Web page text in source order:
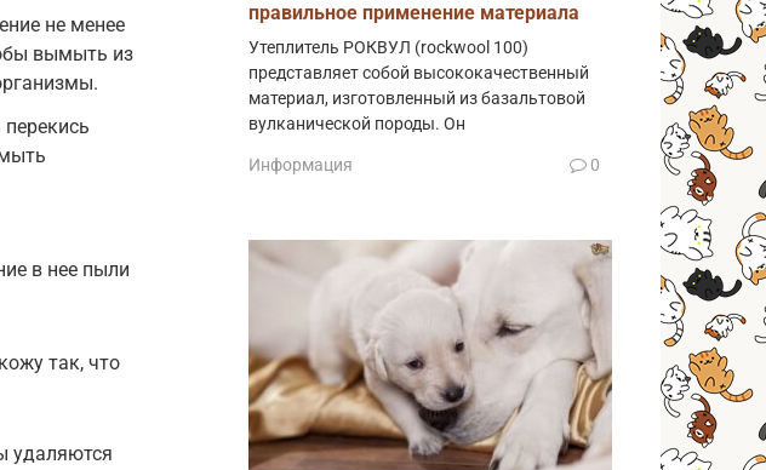
не менее
вымыть из
в нее пыли
так, что
удаляются
правильное применение материала
Утеплитель РОКВУЛ (rockwool 100)
представляет собой высококачественный
материал, изготовленный из базальтовой
вулканической породы. Он
Информация 0